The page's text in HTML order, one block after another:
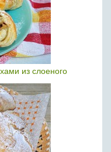
из слоеного